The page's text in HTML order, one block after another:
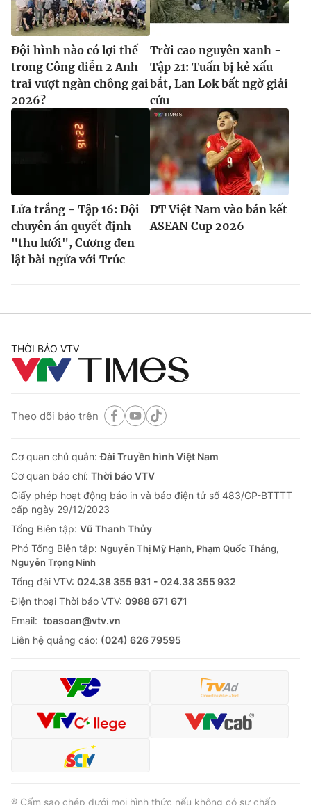
Đội hình nào có lợi thế
trong Công diễn 2 Anh
trai vượt ngàn chông gai
2026?
Trời cao nguyên xanh -
Tập 21: Tuấn bị kẻ xấu
bắt, Lan Lok bất ngờ giải
cứu
Lửa trắng - Tập 16: Đội
chuyên án quyết định
"thu lưới", Cương đen
lật bài ngửa với Trúc
ĐT Việt Nam vào bán kết
ASEAN Cup 2026
THỜI BÁO VTV
Theo dõi báo trên
Cơ quan chủ quản:Đài Truyền hình Việt Nam
Cơ quan báo chí: Thời báo VTV
Giấy phép hoạt động báo in và báo điện tử số 483/GP-BTTTT
cấp ngày 29/12/2023
Tổng Biên tập: Vũ Thanh Thủy
Phó Tổng Biên tập: Nguyễn Thị Mỹ Hạnh, Phạm Quốc Thắng,
Nguyễn Trọng Ninh
Tổng đài VTV: 024.38 355 931 - 024.38 355 932
Ðiện thoại Thời báo VTV: 0988 671 671
Email: toasoan@vtv.vn
Liên hệ quảng cáo: (024) 626 79595
® Cấm sao chép dưới mọi hình thức nếu không có sự chấp